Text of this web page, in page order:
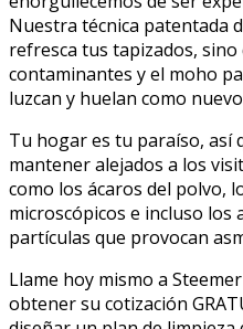
Nuestra técnica patentada
refresca tus tapizados, sino
contaminantes y el moho
luzcan y huelan como
Tu hogar es tu paraíso, así
mantener alejados a los
como los ácaros del polvo,
microscópicos e incluso los
partículas que provocan
Llame hoy mismo a
obtener su cotización